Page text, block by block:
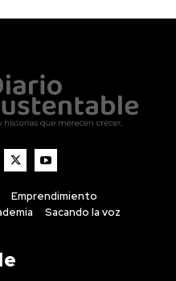
Emprendimiento
Sacando la voz